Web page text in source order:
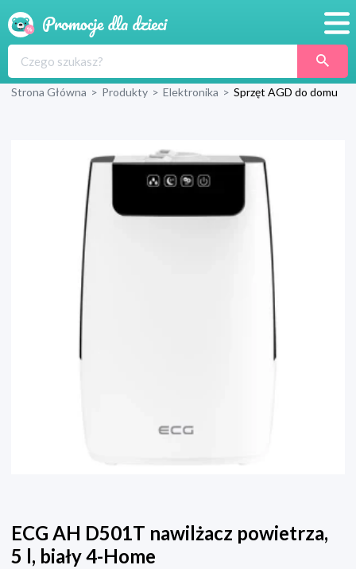
Produkty
Blog
Wyprawka
Strona Główna > Produkty > Elektronika > Sprzęt AGD do domu
ECG AH D501T nawilżacz powietrza,
5 l, biały 4-Home